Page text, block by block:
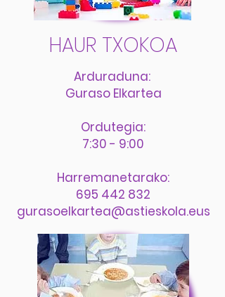
HAUR TXOKOA
Arduraduna:
Guraso Elkartea
Ordutegia:
7:30 - 9:00
Harremanetarako:
695 442 832
gurasoelkartea@astieskola.eus